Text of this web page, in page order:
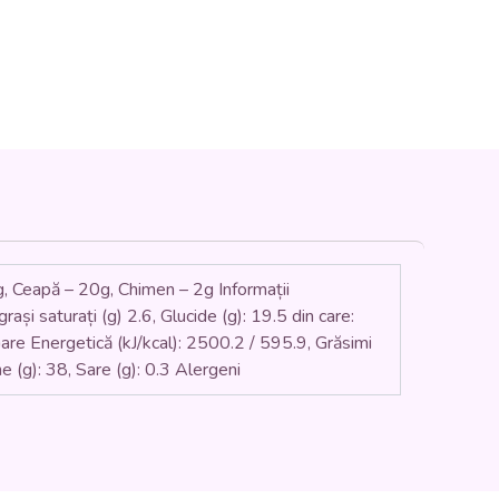
– 20g, Chimen – 2g Informații
saturați (g) 2.6, Glucide (g): 19.5 din care:
Energetică (kJ/kcal): 2500.2 / 595.9, Grăsimi
(g): 38, Sare (g): 0.3 Alergeni